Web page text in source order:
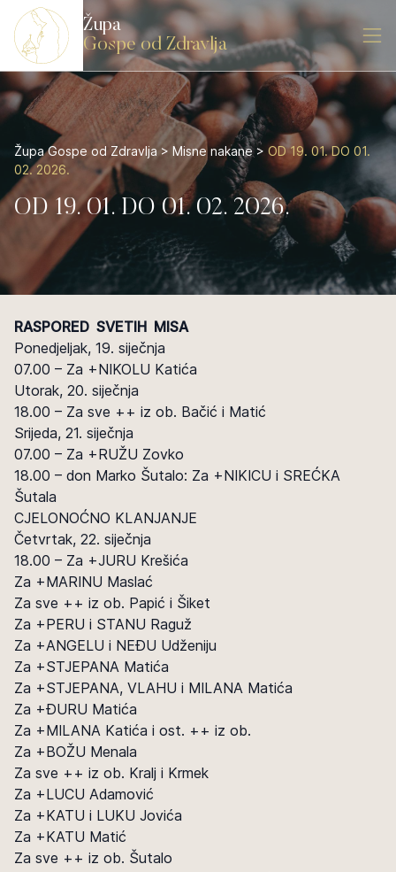
Župa
Gospe od Zdravlja
Župa Gospe od Zdravlja > Misne nakane> OD 19. 01. DO 01.
02. 2026.
OD 19. 01. DO 01. 02. 2026.
RASPORED SVETIH MISA
Ponedjeljak, 19. siječnja
07.00 – Za +NIKOLU Katića
Utorak, 20. siječnja
18.00 – Za sve ++ iz ob. Bačić i Matić
Srijeda, 21. siječnja
07.00 – Za +RUŽU Zovko
18.00 – don Marko Šutalo: Za +NIKICU i SREĆKA
Šutala
CJELONOĆNO KLANJANJE
Četvrtak, 22. siječnja
18.00 – Za +JURU Krešića
Za +MARINU Maslać
Za sve ++ iz ob. Papić i Šiket
Za +PERU i STANU Raguž
Za +ANGELU i NEĐU Udženiju
Za +STJEPANA Matića
Za +STJEPANA, VLAHU i MILANA Matića
Za +ĐURU Matića
Za +MILANA Katića i ost. ++ iz ob.
Za +BOŽU Menala
Za sve ++ iz ob. Kralj i Krmek
Za +LUCU Adamović
Za +KATU i LUKU Jovića
Za +KATU Matić
Za sve ++ iz ob. Šutalo